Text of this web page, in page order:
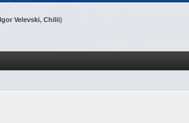
Igor Velevski,Chilii)